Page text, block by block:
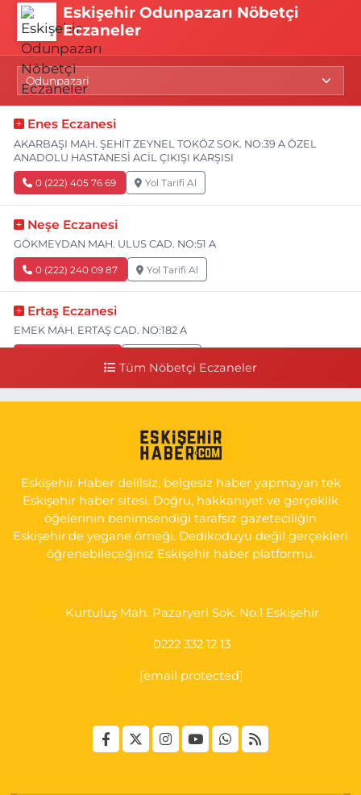
Eskişehir Odunpazarı Nöbetçi
Eczaneler
Enes Eczanesi
AKARBAŞI MAH. ŞEHİT ZEYNEL TOKÖZ SOK. NO:39 A ÖZEL
ANADOLU HASTANESİ ACİL ÇIKIŞI KARŞISI
0 (222) 405 76 69 Yol Tarifi Al
Neşe Eczanesi
GÖKMEYDAN MAH. ULUS CAD. NO:51 A
0 (222) 240 09 87 Yol Tarifi Al
Ertaş Eczanesi
EMEK MAH. ERTAŞ CAD. NO:182 A
YAN SOKAĞI POLİKLİNİK KAPISI TAM KARŞISI I
Yol Tarifi Al
Tüm Nöbetçi Eczaneler
Eskişehir Haber delilsiz, belgesiz haber yapmayan tek
Eskişehir haber sitesi. Doğru, hakkaniyet ve gerçeklik
öğelerinin benimsendiği tarafsız gazeteciliğin
Eskişehir'de yegane örneği. Dedikoduyu değil gerçekleri
öğrenebileceğiniz Eskişehir haber platformu.
Kurtuluş Mah. Pazaryeri Sok. No:1 Eskişehir
0222 332 12 13
[email protected]